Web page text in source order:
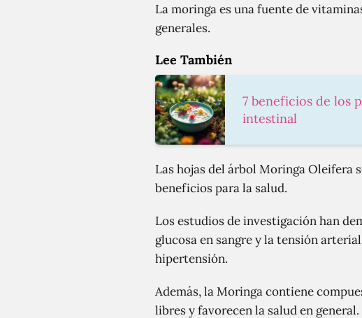
La moringa es una fuente de
generales.
Lee También
7 beneficios de los
intestinal
Las hojas del árbol Moringa Oleifera
beneficios para la salud.
Los estudios de investigación han
glucosa en sangre y la tensión
hipertensión.
Además, la Moringa contiene
libres y favorecen la salud en general.